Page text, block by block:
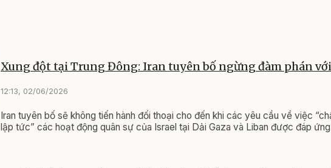
Xung đột tại Trung Đông: Iran tuyên bố ngừng đàm phán
12:13, 02/06/2026
Iran tuyên bố sẽ không tiến hành đối thoại cho đến khi các yêu cầu về việc
lập tức” các hoạt động quân sự của Israel tại Dải Gaza và Liban được đáp